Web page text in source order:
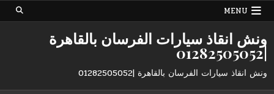
Skip
MENU
ونش انقاذ سيارات الفرسان بالقاهرة
|01282505052
ونش انقاذ سيارات الفرسان بالقاهرة |01282505052